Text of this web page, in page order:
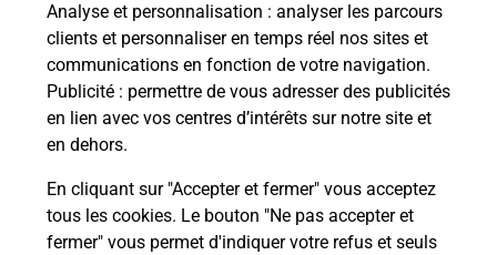
Analyse et personnalisation : analyser les parcours
clients et personnaliser en temps réel nos sites et
communications en fonction de votre navigation.
Publicité : permettre de vous adresser des publicités
en lien avec vos centres d’intérêts sur notre site et
en dehors.
En cliquant sur "Accepter et fermer" vous acceptez
tous les cookies. Le bouton "Ne pas accepter et
fermer" vous permet d'indiquer votre refus et seuls
Ouvert 24h/24
En savoir plus